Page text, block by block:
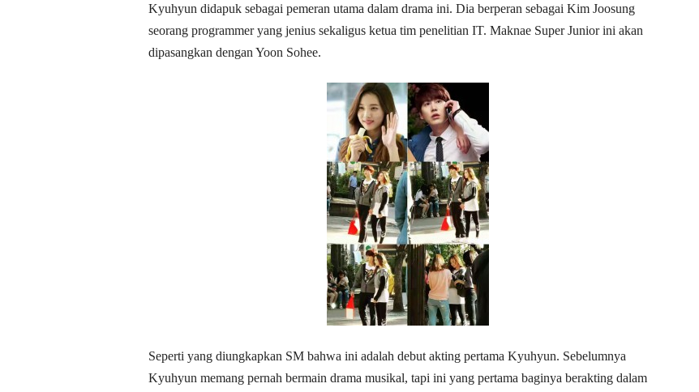
Kyuhyun didapuk sebagai pemeran utama dalam drama ini. Dia berperan sebagai Kim Joosung
seorang programmer yang jenius sekaligus ketua tim penelitian IT. Maknae Super Junior ini akan
dipasangkan dengan Yoon Sohee.
Seperti yang diungkapkan SM bahwa ini adalah debut akting pertama Kyuhyun. Sebelumnya
Kyuhyun memang pernah bermain drama musikal, tapi ini yang pertama baginya berakting dalam